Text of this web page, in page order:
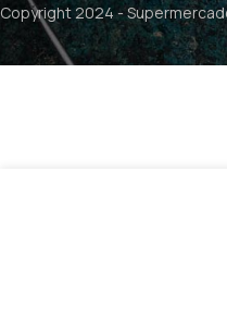
Copyright 2024 -